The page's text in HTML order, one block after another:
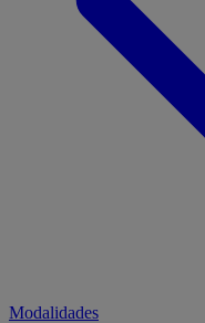
Modalidades